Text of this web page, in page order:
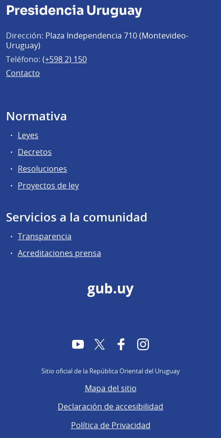
Presidencia Uruguay
Dirección: Plaza Independencia 710 (Montevideo-
Uruguay)
Teléfono: (+598 2) 150
Contacto
Normativa
Leyes
Decretos
Resoluciones
Proyectos de ley
Servicios a la comunidad
Transparencia
Acreditaciones prensa
gub.uy
YouTubeTwitter FacebookInstagram
Sitio oficial de la República Oriental del Uruguay
Mapa del sitio
Declaración de accesibilidad
Política de Privacidad